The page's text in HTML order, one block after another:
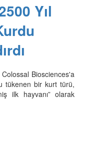
Yıl
Biosciences'a
tükenen bir kurt türü,
ilk hayvanı” olarak